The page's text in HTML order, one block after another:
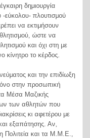
δημιουργία
-εύκολου- πλουτισμού
να εκτιμήσουν
ώστε να
και όχι στη με
κίνητρο το κέρδος.
και την επιδίωξη
στην προσωπική
Μέσα Μαζικής
των αθλητών που
κι αφετέρου με
εξαπάτησης. Αν,
Πολιτεία και τα Μ.Μ.Ε.,